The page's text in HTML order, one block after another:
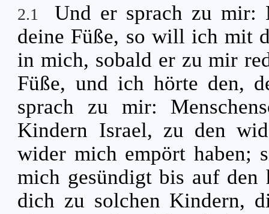
2.1
Und er sprach zu mir:
deine Füße, so will ich mit
in mich, sobald er zu mir
Füße, und ich hörte den,
sprach zu mir:
Kindern Israel, zu den
wider mich empört haben;
mich gesündigt bis auf den
dich zu solchen Kindern,